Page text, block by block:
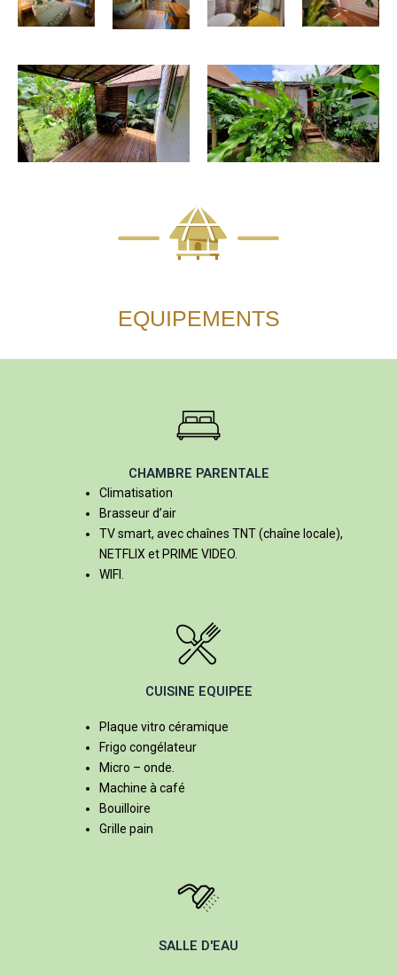
EQUIPEMENTS
CHAMBRE PARENTALE
Climatisation
Brasseur d’air
TV smart, avec chaînes TNT (chaîne locale),
NETFLIX et PRIME VIDEO.
WIFI.
CUISINE EQUIPEE
Plaque vitro céramique
Frigo congélateur
Micro – onde.
Machine à café
Bouilloire
Grille pain
SALLE D'EAU